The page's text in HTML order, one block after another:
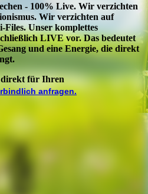
- 100% Live. Wir verzichten
Wir verzichten auf
Unser komplettes
LIVE vor. Das bedeutet
und eine Energie, die direkt
direkt für Ihren
anfragen.